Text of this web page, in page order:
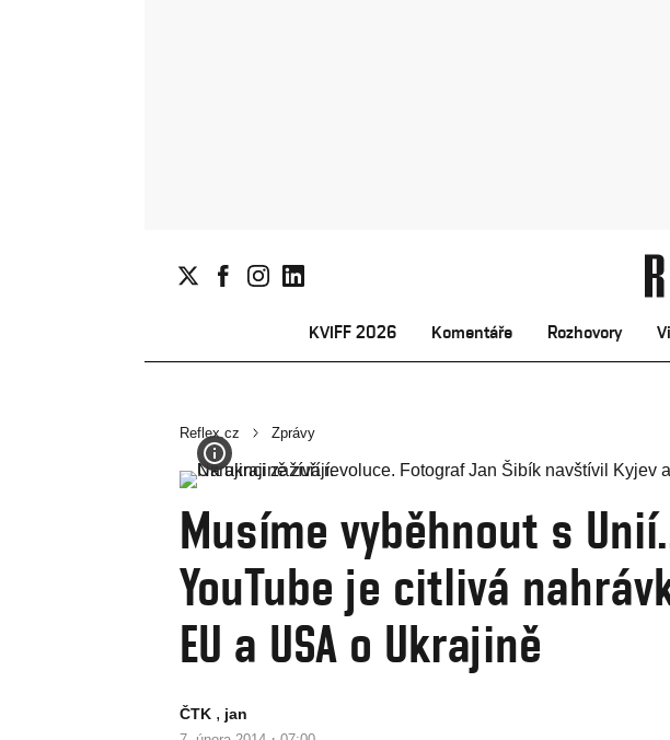
KVIFF 2026 Komentáře Rozhovory
Reflex.cz Zprávy
Musíme vyběhnout s
YouTube je citlivá
EU a USA o Ukrajině
ČTK , jan